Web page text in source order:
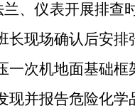
兰、仪表开展排查
长现场确认后安排
一次机地面基础框
现并报告危险化学